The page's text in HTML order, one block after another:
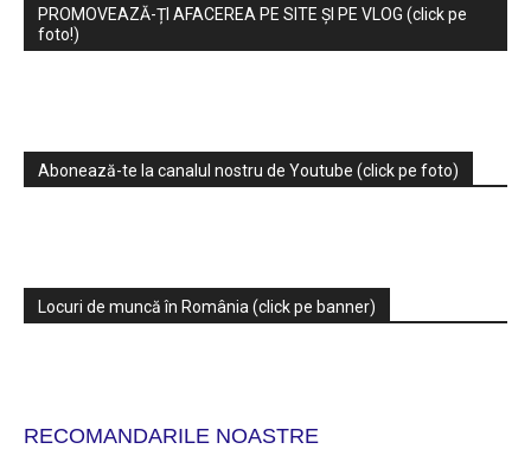
PROMOVEAZĂ-ȚI AFACEREA PE SITE ȘI PE VLOG (click pe
foto!)
Abonează-te la canalul nostru de Youtube (click pe foto)
Locuri de muncă în România (click pe banner)
RECOMANDARILE NOASTRE